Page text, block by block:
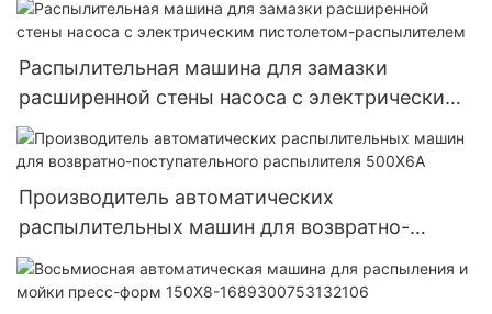
Распылительная машина для замазки
расширенной стены насоса с электрическим
пистолетом-распылителем
Производитель автоматических
распылительных машин для возвратно-
поступательного распылителя 500X6A